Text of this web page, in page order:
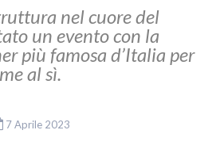
nel cuore del
un evento con la
più famosa d’Italia per
al sì.
7 Aprile 2023